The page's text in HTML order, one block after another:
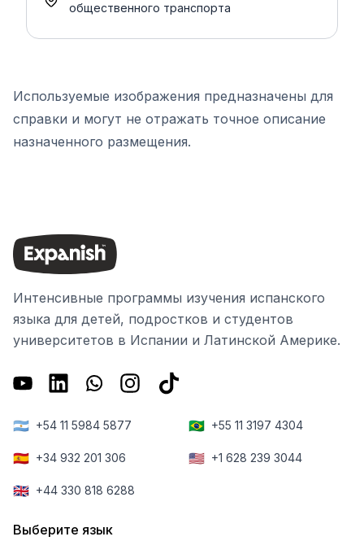
общественного транспорта
Используемые изображения предназначены для
справки и могут не отражать точное описание
назначенного размещения.
Интенсивные программы изучения испанского
языка для детей, подростков и студентов
университетов в Испании и Латинской Америке.
🇦🇷 +54 11 5984 5877 🇧🇷 +55 11 3197 4304
🇪🇸 +34 932 201 306 🇺🇸 +1 628 239 3044
🇬🇧 +44 330 818 6288
Выберите язык